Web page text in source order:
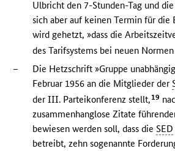
Ulbricht den 7-Stunden-Tag und
sich aber auf keinen Termin für die
wird gehetzt, »dass die
des Tarifsystems bei neuen
–
Die Hetzschrift »Gruppe
Februar 1956 an die Mitglieder der
der III. Parteikonferenz stellt,19
zusammenhanglose Zitate
bewiesen werden soll, dass dieSED
betreibt, zehn sogenannte